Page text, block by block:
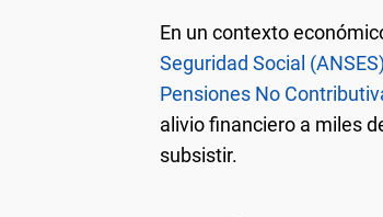
En un contexto
Seguridad Social
Pensiones No
alivio financiero a miles
subsistir.